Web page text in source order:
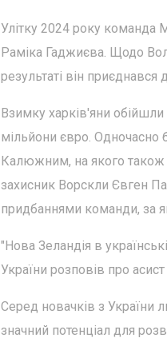
Улітку 2024 року команда
Раміка Гаджиєва. Щодо
результаті він приєднався
Взимку харків'яни
мільйони євро. Одночасно
Калюжним, на якого також
захисник Ворскли Євген
придбаннями команди, за
"Нова Зеландія в
України розповів про
Серед новачків з України
значний потенціал для